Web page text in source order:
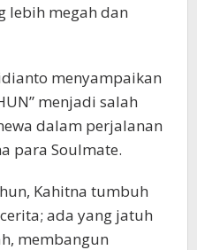
lebih megah dan
menyampaikan
menjadi salah
dalam perjalanan
para Soulmate.
Kahitna tumbuh
ada yang jatuh
membangun